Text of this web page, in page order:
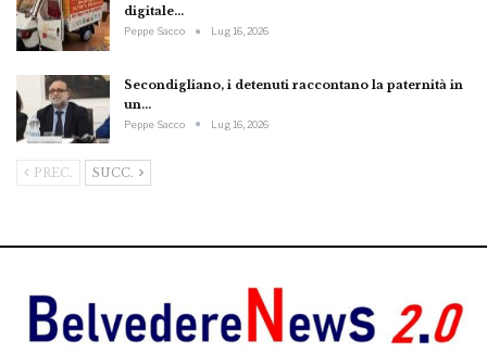
digitale…
Peppe Sacco Lug 16, 2026
Secondigliano, i detenuti raccontano la paternità in
un…
Peppe Sacco Lug 16, 2026
PREC. SUCC.